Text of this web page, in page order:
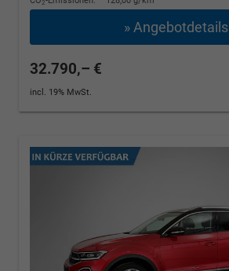
2
» Angebotdetails
32.790,– €
incl. 19% MwSt.